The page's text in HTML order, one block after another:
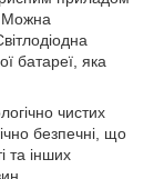
Можна
батареї, яка
чистих
безпечні, що
та інших